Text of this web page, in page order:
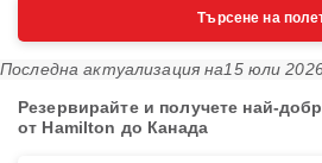
Търсене на
Последна актуализация на15 юли
Резервирайте и получете най-
от Hamilton до Канада